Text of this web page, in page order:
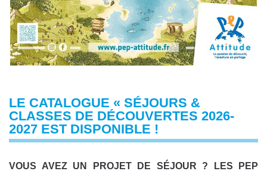
LE CATALOGUE « SÉJOURS &
CLASSES DE DÉCOUVERTES 2026-
2027 EST DISPONIBLE !
VOUS AVEZ UN PROJET DE SÉJOUR ? LES PEP